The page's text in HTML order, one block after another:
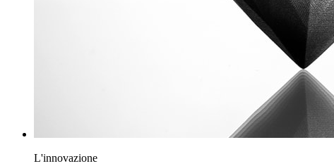
L'innovazione